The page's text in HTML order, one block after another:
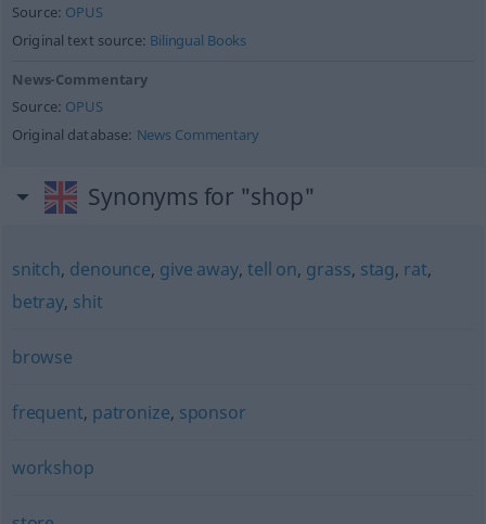
Source: OPUS
Original text source: Bilingual Books
News-Commentary
Source: OPUS
Original database: News Commentary
Synonyms for "shop"
snitch, denounce, give away,tell on, grass, stag, rat,
betray, shit
browse
frequent, patronize, sponsor
workshop